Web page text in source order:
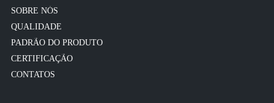
SOBRE NÓS
QUALIDADE
PADRÃO DO PRODUTO
CERTIFICAÇÃO
CONTATOS